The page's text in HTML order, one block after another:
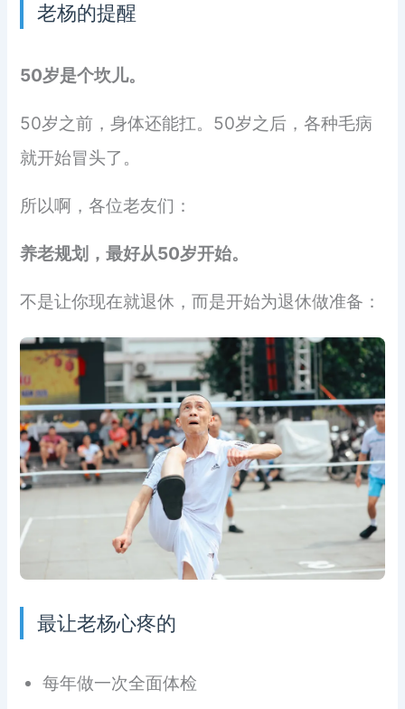
老杨的提醒
50岁是个坎儿。
50岁之前，身体还能扛。50岁之后，各种毛病
就开始冒头了。
所以啊，各位老友们：
养老规划，最好从50岁开始。
不是让你现在就退休，而是开始为退休做准备：
最让老杨心疼的
每年做一次全面体检